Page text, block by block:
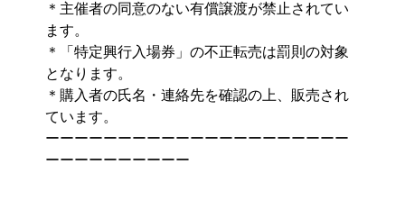
＊主催者の同意のない有償譲渡が禁止されてい
ます。
＊「特定興行入場券」の不正転売は罰則の対象
となります。
＊購入者の氏名・連絡先を確認の上、販売され
ています。
ーーーーーーーーーーーーーーーーーーーーー
ーーーーーーーーーー